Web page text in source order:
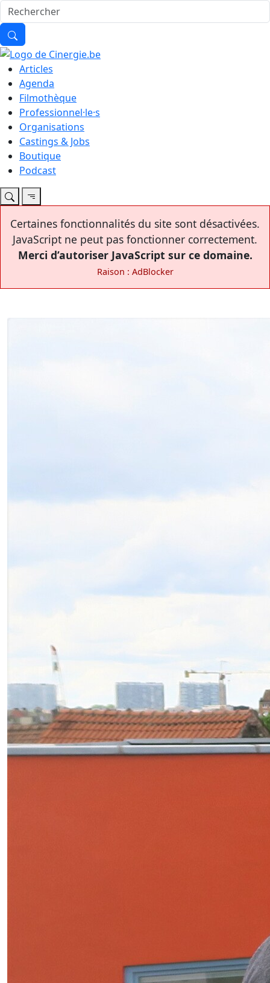
Articles
Agenda
Filmothèque
Professionnel·le·s
Organisations
Castings & Jobs
Boutique
Podcast
Certaines fonctionnalités du site sont désactivées.
JavaScript ne peut pas fonctionner correctement.
Merci d’autoriser JavaScript sur ce domaine.
Raison : AdBlocker